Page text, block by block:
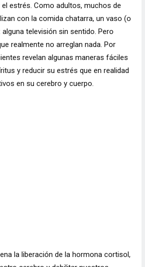
el estrés. Como adultos, muchos de
con la comida chatarra, un vaso (o
televisión sin sentido. Pero
realmente no arreglan nada. Por
revelan algunas maneras fáciles
y reducir su estrés que en realidad
en su cerebro y cuerpo.
la liberación de la hormona cortisol,